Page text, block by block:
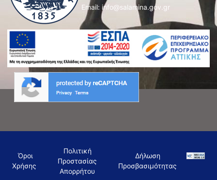
Email: info@salamina.gov.gr
Όροι
Χρήσης
Πολιτική
Προστασίας
Απορρήτου
Δήλωση
Προσβασιμότητας